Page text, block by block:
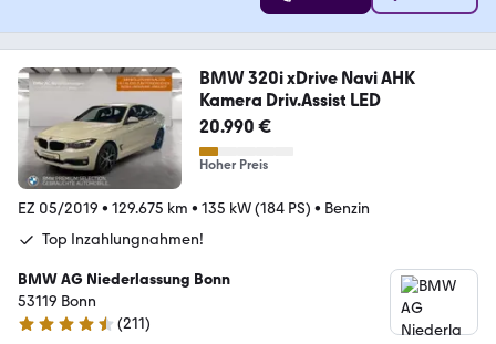
BMW 320i xDrive Navi AHK
Kamera Driv.Assist LED
20.990 €
Hoher Preis
EZ 05/2019 • 129.675 km • 135 kW (184 PS) • Benzin
Top Inzahlungnahmen!
BMW AG Niederlassung Bonn
53119 Bonn
4.5 Sterne
(211)